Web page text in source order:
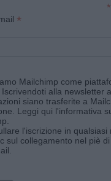
*
*
Mailchimp come
alla newsletter
siano trasferite a
Leggi qui l'informativa
l'iscrizione in qualsiasi
sul collegamento nel piè